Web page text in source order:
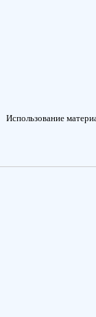
Использование